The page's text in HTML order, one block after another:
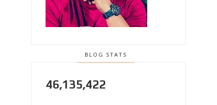
BLOG STATS
46,135,422